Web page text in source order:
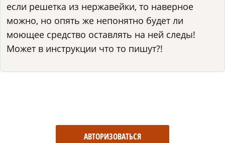
если решетка из нержавейки, то наверное
можно, но опять же непонятно будет ли
моющее средство оставлять на ней следы!
Может в инструкции что то пишут?!
АВТОРИЗОВАТЬСЯ